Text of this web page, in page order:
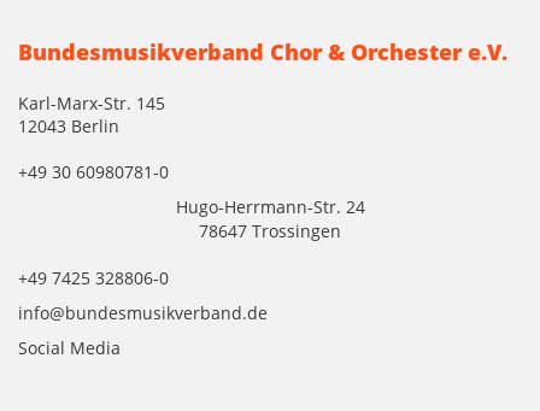
Bundesmusikverband Chor & Orchester e.V.
Karl-Marx-Str. 145
12043 Berlin
+49 30 60980781-0
Hugo-Herrmann-Str. 24
78647 Trossingen
+49 7425 328806-0
info@bundesmusikverband.de
Social Media